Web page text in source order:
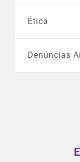
Ética
Denúncias